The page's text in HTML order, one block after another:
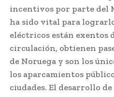
incentivos por parte del
ha sido vital para
eléctricos están exentos
circulación, obtienen
de Noruega y son los
los aparcamientos
ciudades. El desarrollo